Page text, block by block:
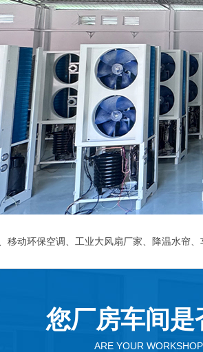
移动环保空调、工业大风扇厂家、降温水帘
您厂房车间
ARE YOUR